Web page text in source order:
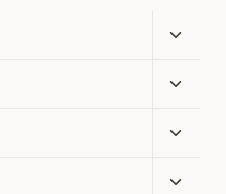
menu
menu
menu